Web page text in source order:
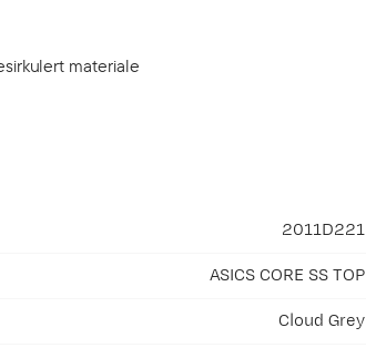
materiale
2011D221
ASICS CORE SS TOP
Cloud Grey